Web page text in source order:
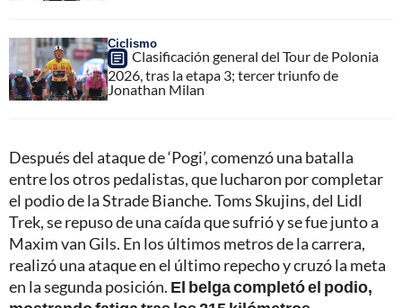
Ciclismo
Clasificación general del Tour de Polonia
2026, tras la etapa 3; tercer triunfo de
Jonathan Milan
Después del ataque de ‘Pogi’, comenzó una batalla
entre los otros pedalistas, que lucharon por completar
el podio de la Strade Bianche. Toms Skujins, del Lidl
Trek, se repuso de una caída que sufrió y se fue junto a
Maxim van Gils. En los últimos metros de la carrera,
realizó una ataque en el último repecho y cruzó la meta
en la segunda posición. El belga completó el podio,